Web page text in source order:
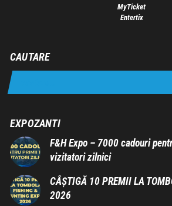
MyTicket
Entertix
CAUTARE
EXPOZANTI
F&H Expo – 7000 cadouri
vizitatori zilnici
CÂȘTIGĂ 10 PREMII LA
2026